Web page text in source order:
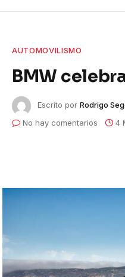
AUTOMOVILISMO
BMW
Escrito por Rodrigo
No hay comentarios
4